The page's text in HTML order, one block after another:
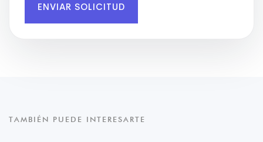
ENVIAR SOLICITUD
TAMBIÉN PUEDE INTERESARTE